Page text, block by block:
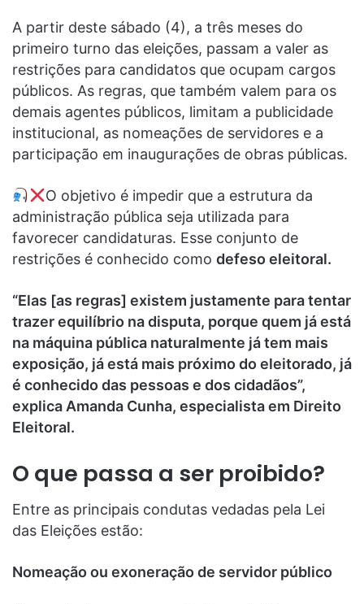
A partir deste sábado (4), a três meses do
primeiro turno das eleições, passam a valer as
restrições para candidatos que ocupam cargos
públicos. As regras, que também valem para os
demais agentes públicos, limitam a publicidade
institucional, as nomeações de servidores e a
participação em inaugurações de obras públicas.
O objetivo é impedir que a estrutura da
administração pública seja utilizada para
favorecer candidaturas. Esse conjunto de
restrições é conhecido como defeso eleitoral.
“Elas [as regras] existem justamente para tentar
trazer equilíbrio na disputa, porque quem já está
na máquina pública naturalmente já tem mais
exposição, já está mais próximo do eleitorado, já
é conhecido das pessoas e dos cidadãos”,
explica Amanda Cunha, especialista em Direito
Eleitoral.
O que passa a ser proibido?
Entre as principais condutas vedadas pela Lei
das Eleições estão:
Nomeação ou exoneração de servidor público